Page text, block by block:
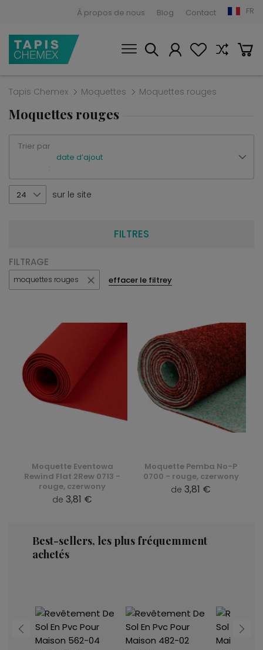
À propos de nous Blog Contact FR
Tapis Chemex Moquettes Moquettes rouges
Moquettes rouges
Trier par
:
date d’ajout
24 sur le site
FILTRES
FILTRAGE
moquettes rouges effacer le filtrey
Moquette Eventowa
Rewind Flat 2Rew 0713 -
rouge, czerwony
de 3,81 €
Moquette Pemba No-P
0700 - rouge, czerwony
de 3,81 €
Best-sellers, les plus fréquemment
achetés